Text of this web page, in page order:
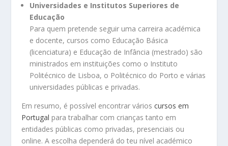
Universidades e Institutos Superiores de
Educação
Para quem pretende seguir uma carreira académica
e docente, cursos como Educação Básica
(licenciatura) e Educação de Infância (mestrado) são
ministrados em instituições como o Instituto
Politécnico de Lisboa, o Politécnico do Porto e várias
universidades públicas e privadas.
Em resumo, é possível encontrar várioscursos em
Portugal para trabalhar com crianças tanto em
entidades públicas como privadas, presenciais ou
online. A escolha dependerá do teu nível académico